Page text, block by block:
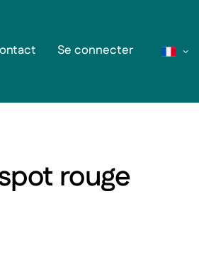
Se connecter
rouge